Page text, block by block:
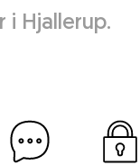
i Hjallerup.